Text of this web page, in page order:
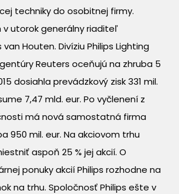
techniky do osobitnej firmy.
utorok generálny riaditeľ
Houten. Divíziu Philips Lighting
Reuters oceňujú na zhruba 5
dosiahla prevádzkový zisk 331 mil.
7,47 mld. eur. Po vyčlenení z
má nová samostatná firma
950 mil. eur. Na akciovom trhu
aspoň 25 % jej akcií. O
ponuky akcií Philips rozhodne na
na trhu. Spoločnosť Philips ešte v